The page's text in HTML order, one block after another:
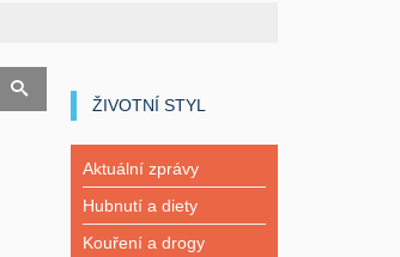
ŽIVOTNÍ STYL
Aktuální zprávy
Hubnutí a diety
Kouření a drogy